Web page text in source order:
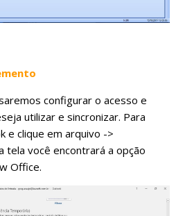
configurar o acesso e
utilizar e sincronizar. Para
e clique em arquivo ->
tela você encontrará a opção
Office.